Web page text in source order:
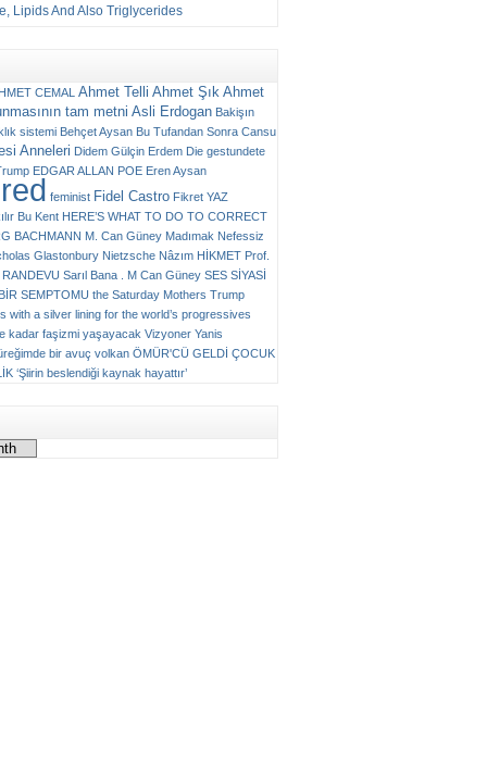
Lipids And Also Triglycerides
CEMAL Ahmet Telli Ahmet Şık Ahmet
tam metni Asli Erdogan Bakişın
sistemi Behçet Aysan Bu Tufandan Sonra Cansu
Anneleri Didem Gülçin Erdem Die gestundete
EDGAR ALLAN POE Eren Aysan
feminist Fidel Castro Fikret YAZ
Bu Kent HERE’S WHAT TO DO TO CORRECT
BACHMANN M. Can Güney Madımak Nefessiz
Glastonbury Nietzsche Nâzım HİKMET Prof.
RANDEVU Sarıl Bana . M Can Güney SES SİYASİ
SEMPTOMU the Saturday Mothers Trump
with a silver lining for the world’s progressives
kadar faşizmi yaşayacak Vizyoner Yanis
bir avuç volkan ÖMÜR'CÜ GELDİ ÇOCUK
‘Şiirin beslendiği kaynak hayattır’